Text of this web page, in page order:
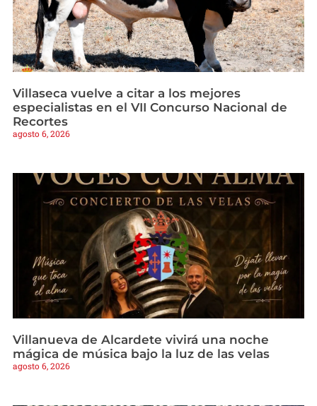
Villaseca vuelve a citar a los mejores
especialistas en el VII Concurso Nacional de
Recortes
agosto 6, 2026
Villanueva de Alcardete vivirá una noche
mágica de música bajo la luz de las velas
agosto 6, 2026